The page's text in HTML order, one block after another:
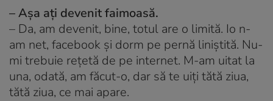
– Așa ați devenit faimoasă.
– Da, am devenit, bine, totul are o limită. Io n-
am net, facebook și dorm pe pernă liniștită. Nu-
mi trebuie rețetă de pe internet. M-am uitat la
una, odată, am făcut-o, dar să te uiți tătă ziua,
tătă ziua, ce mai apare.